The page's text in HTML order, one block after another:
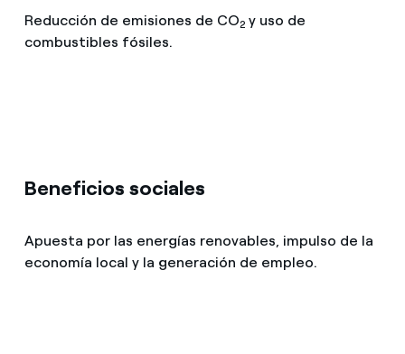
Reducción de emisiones de CO2y uso de
combustibles fósiles.
Beneficios sociales
Apuesta por las energías renovables, impulso de la
economía local y la generación de empleo.